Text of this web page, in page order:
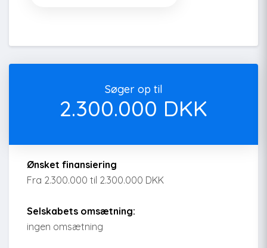
Søger op til
2.300.000 DKK
Ønsket finansiering
Fra 2.300.000 til 2.300.000 DKK
Selskabets omsætning:
ingen omsætning